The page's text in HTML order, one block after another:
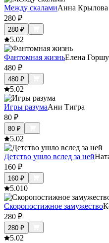
Между скаламиАнна Крылова
280 ₽
280 ₽
5.02
Фантомная жизньЕлена
480 ₽
480 ₽
5.02
Игры разумаАни Тигра
80 ₽
80 ₽
5.02
Детство ушло вслед за ней
160 ₽
160 ₽
5.010
Скоропостижное замужество
280 ₽
280 ₽
5.02